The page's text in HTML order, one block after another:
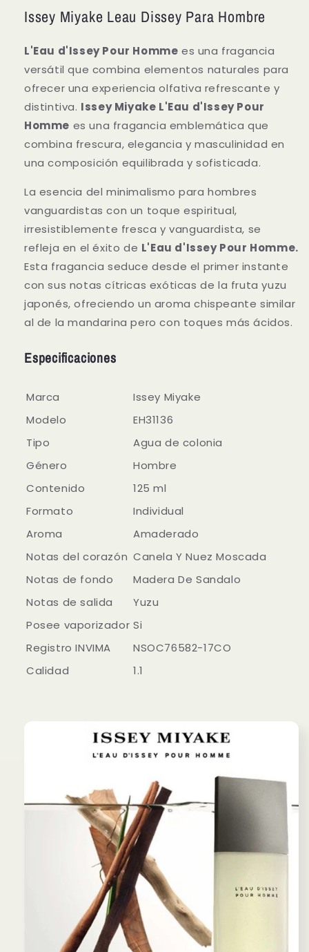
Issey Miyake Leau Dissey Para Hombre
L'Eau d'Issey Pour Homme es una fragancia
versátil que combina elementos naturales para
ofrecer una experiencia olfativa refrescante y
distintiva. Issey Miyake L'Eau d'Issey Pour
Homme es una fragancia emblemática que
combina frescura, elegancia y masculinidad en
una composición equilibrada y sofisticada.
La esencia del minimalismo para hombres
vanguardistas con un toque espiritual,
irresistiblemente fresca y vanguardista, se
refleja en el éxito de L'Eau d'Issey Pour Homme.
Esta fragancia seduce desde el primer instante
con sus notas cítricas exóticas de la fruta yuzu
japonés, ofreciendo un aroma chispeante similar
al de la mandarina pero con toques más ácidos.
Especificaciones
Marca
Issey Miyake
Modelo
EH31136
Tipo
Agua de colonia
Género
Hombre
Contenido
125 ml
Formato
Individual
Aroma
Amaderado
Notas del corazón Canela Y Nuez Moscada
Notas de fondo
Madera De Sandalo
Notas de salida
Yuzu
Posee vaporizador Si
Registro INVIMA
NSOC76582-17CO
Calidad
1.1